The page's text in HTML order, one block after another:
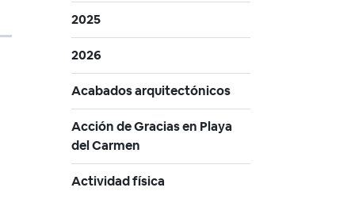
2025
2026
Acabados arquitectónicos
Acción de Gracias en Playa
del Carmen
Actividad física